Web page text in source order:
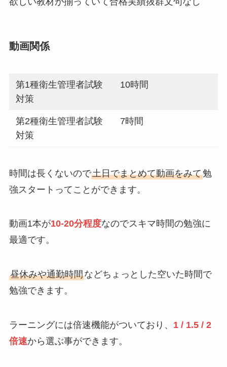
動画関係
第1種衛生管理者試験
対策
10時間
第2種衛生管理者試験
対策
7時間
時間は長くないので土日でまとめて動画をみて勉
強スタートってことができます。
動画1本が10-20分程度なのでスキマ時間の勉強に
最適です。
昼休みや通勤時間などちょっとした空いた時間で
勉強できます。
ラーニングには倍速機能がついており、 1 / 1.5 / 2
倍速から選ぶ事ができます。